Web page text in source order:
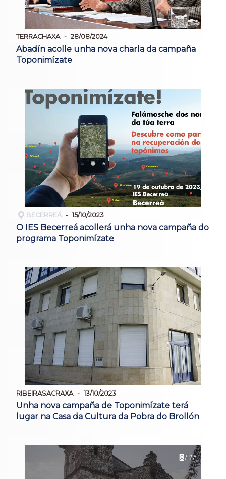
TERRACHAXA 28/08/2024
Abadín acolle unha nova charla da campaña
Toponimízate
BECERREÁ 15/10/2023
O IES Becerreá acollerá unha nova campaña do
programa Toponimízate
RIBEIRASACRAXA 13/10/2023
Unha nova campaña de Toponimízate terá
lugar na Casa da Cultura da Pobra do Brollón